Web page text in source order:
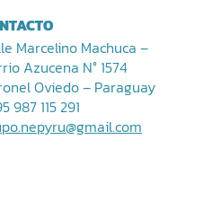
Marcelino Machuca –
Azucena N° 1574
Oviedo – Paraguay
987 115 291